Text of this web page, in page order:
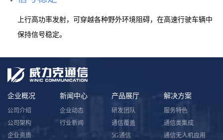
上行高功率发射，可穿越各种野外环境阻碍，在高速行驶车辆中
保持信号稳定。
企业概况
公司介绍
公司架构
企业资质
新闻中心
企业动态
行业新闻
产品展厅
研发团队
通信覆盖
5G通信
解决方案
服务特色
通信类集成
通信无人机应用